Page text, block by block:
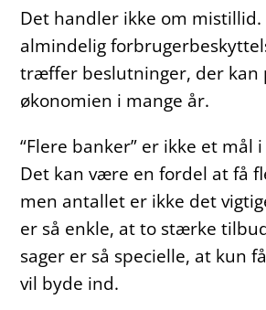
Det handler ikke om
almindelig
træffer beslutninger, der kan
økonomien i mange år.
“Flere banker” er ikke et mål
Det kan være en fordel at få
men antallet er ikke det
er så enkle, at to stærke
sager er så specielle, at kun
vil byde ind.